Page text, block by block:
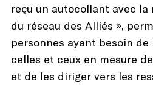
reçu un autocollant avec la
du réseau des Alliés »,
personnes ayant besoin
celles et ceux en mesure
et de les diriger vers les